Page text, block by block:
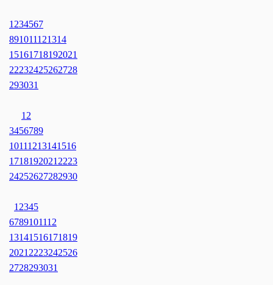
1 234567
891011121314
15161718192021
22232425262728
293031
1 2
3456789
10111213141516
1718192021 2223
24252627282930
1 2345
6789101112
13141516171819
2021 2223242526
2728293031